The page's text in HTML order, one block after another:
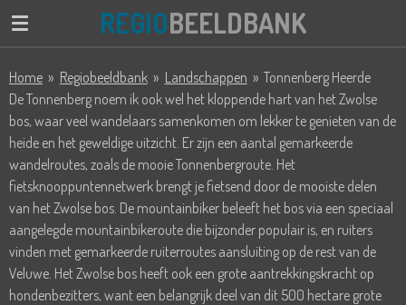
Ga
de
hoofdinhoud
REGIOBEELDBANK
Home » Regiobeeldbank » Landschappen » Tonnenberg Heerde
De Tonnenberg noem ik ook wel het kloppende hart van het Zwolse
bos, waar veel wandelaars samenkomen om lekker te genieten van de
heide en het geweldige uitzicht. Er zijn een aantal gemarkeerde
wandelroutes, zoals de mooie Tonnenbergroute. Het
fietsknooppuntennetwerk brengt je fietsend door de mooiste delen
van het Zwolse bos. De mountainbiker beleeft het bos via een speciaal
aangelegde mountainbikeroute die bijzonder populair is, en ruiters
vinden met gemarkeerde ruiterroutes aansluiting op de rest van de
Veluwe. Het Zwolse bos heeft ook een grote aantrekkingskracht op
hondenbezitters, want een belangrijk deel van dit 500 hectare grote